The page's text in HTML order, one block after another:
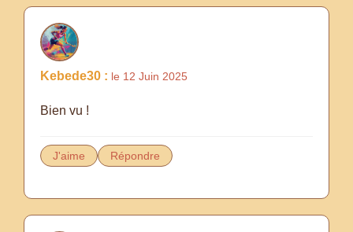
Kebede30 : le 12 Juin 2025
Bien vu !
J'aime Répondre